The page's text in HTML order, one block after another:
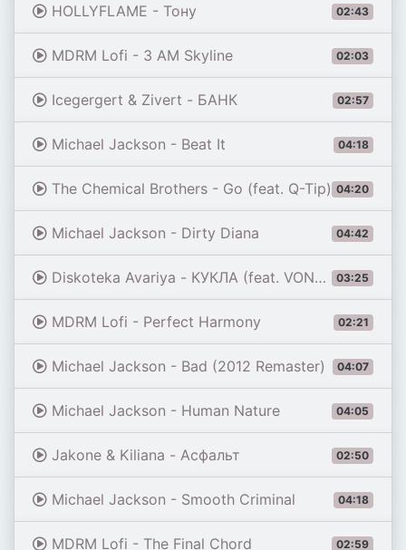
02:43
HOLLYFLAME - Тону
02:03
MDRM Lofi - 3 AM Skyline
02:57
Icegergert & Zivert - БАНК
04:18
Michael Jackson - Beat It
04:20
The Chemical Brothers - Go (feat. Q-Tip)
04:42
Michael Jackson - Dirty Diana
03:25
Diskoteka Avariya - КУКЛА (feat. VONAMOUR) [Remix 2026]
02:21
MDRM Lofi - Perfect Harmony
04:07
Michael Jackson - Bad (2012 Remaster)
04:05
Michael Jackson - Human Nature
02:50
Jakone & Kiliana - Асфальт
04:18
Michael Jackson - Smooth Criminal
02:59
MDRM Lofi - The Final Chord